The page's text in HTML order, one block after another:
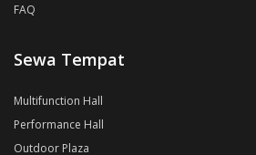
FAQ
Sewa Tempat
Multifunction Hall
Performance Hall
Outdoor Plaza